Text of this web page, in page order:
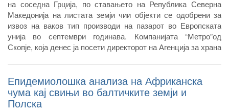
на соседна Грција, по ставањето на Република Северна
Македонија на листата земји чии објекти се одобрени за
извоз на ваков тип производи на пазарот во Европската
унија во септември годинава. Компанијата “Метро”од
Скопје, која денес ја посети директорот на Агенција за храна
првиот извоз на производи од риба на пазарот во соседна
Грција, по добивањето на одобрението од страна на
Европската комисија.
Епидемиолошка анализа на Африканска
чума кај свињи во балтичките земји и
Полска